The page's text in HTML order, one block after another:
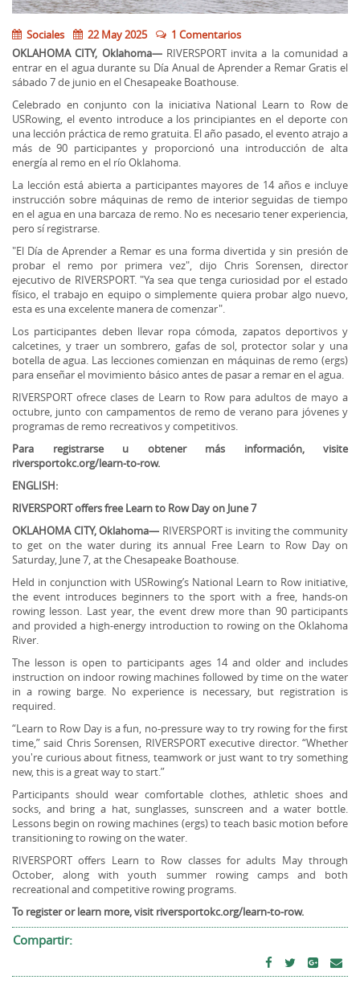
Sociales 22 May 2025
1 Comentarios
OKLAHOMA CITY, Oklahoma—RIVERSPORT invita a la comunidad a
entrar en el agua durante su Día Anual de Aprender a Remar Gratis el
sábado 7 de junio en el Chesapeake Boathouse.
Celebrado en conjunto con la iniciativa National Learn to Row de
USRowing, el evento introduce a los principiantes en el deporte con
una lección práctica de remo gratuita. El año pasado, el evento atrajo a
más de 90 participantes y proporcionó una introducción de alta
energía al remo en el río Oklahoma.
La lección está abierta a participantes mayores de 14 años e incluye
instrucción sobre máquinas de remo de interior seguidas de tiempo
en el agua en una barcaza de remo. No es necesario tener experiencia,
pero sí registrarse.
"El Día de Aprender a Remar es una forma divertida y sin presión de
probar el remo por primera vez", dijo Chris Sorensen, director
ejecutivo de RIVERSPORT. "Ya sea que tenga curiosidad por el estado
físico, el trabajo en equipo o simplemente quiera probar algo nuevo,
esta es una excelente manera de comenzar".
Los participantes deben llevar ropa cómoda, zapatos deportivos y
calcetines, y traer un sombrero, gafas de sol, protector solar y una
botella de agua. Las lecciones comienzan en máquinas de remo (ergs)
para enseñar el movimiento básico antes de pasar a remar en el agua.
RIVERSPORT ofrece clases de Learn to Row para adultos de mayo a
octubre, junto con campamentos de remo de verano para jóvenes y
programas de remo recreativos y competitivos.
Para registrarse u obtener más información, visite
riversportokc.org/learn-to-row.
ENGLISH:
RIVERSPORT offers free Learn to Row Day on June 7
OKLAHOMA CITY, Oklahoma— RIVERSPORT is inviting the community
to get on the water during its annual Free Learn to Row Day on
Saturday, June 7, at the Chesapeake Boathouse.
Held in conjunction with USRowing’s National Learn to Row initiative,
the event introduces beginners to the sport with a free, hands-on
rowing lesson. Last year, the event drew more than 90 participants
and provided a high-energy introduction to rowing on the Oklahoma
River.
The lesson is open to participants ages 14 and older and includes
instruction on indoor rowing machines followed by time on the water
in a rowing barge. No experience is necessary, but registration is
required.
“Learn to Row Day is a fun, no-pressure way to try rowing for the first
time,” said Chris Sorensen, RIVERSPORT executive director. “Whether
you're curious about fitness, teamwork or just want to try something
new, this is a great way to start.”
Participants should wear comfortable clothes, athletic shoes and
socks, and bring a hat, sunglasses, sunscreen and a water bottle.
Lessons begin on rowing machines (ergs) to teach basic motion before
transitioning to rowing on the water.
RIVERSPORT offers Learn to Row classes for adults May through
October, along with youth summer rowing camps and both
recreational and competitive rowing programs.
To register or learn more, visit riversportokc.org/learn-to-row.
Compartir: